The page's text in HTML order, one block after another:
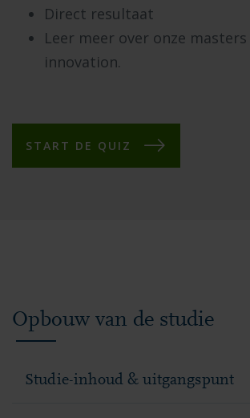
Direct resultaat
Leer meer over onze
innovation.
START DE QUIZ
Opbouw van de studie
Studie-inhoud & uitgangspunt